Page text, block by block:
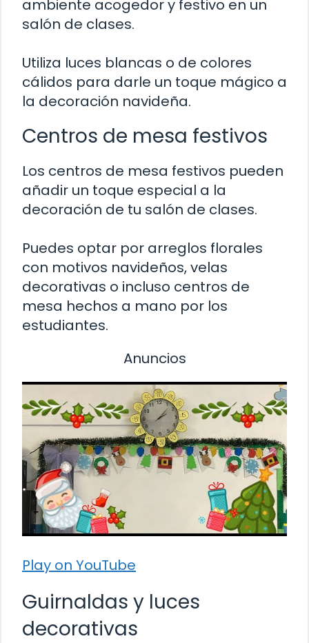
ambiente acogedor y festivo en un
salón de clases.
Utiliza luces blancas o de colores
cálidos para darle un toque mágico a
la decoración navideña.
Centros de mesa festivos
Los centros de mesa festivos pueden
añadir un toque especial a la
decoración de tu salón de clases.
Puedes optar por arreglos florales
con motivos navideños, velas
decorativas o incluso centros de
mesa hechos a mano por los
estudiantes.
Anuncios
Play on YouTube
Guirnaldas y luces
decorativas